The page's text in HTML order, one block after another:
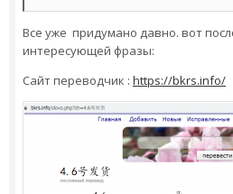
Все уже придумано давно. вот
интересующей фразы:
Сайт переводчик : https://bkrs.info/